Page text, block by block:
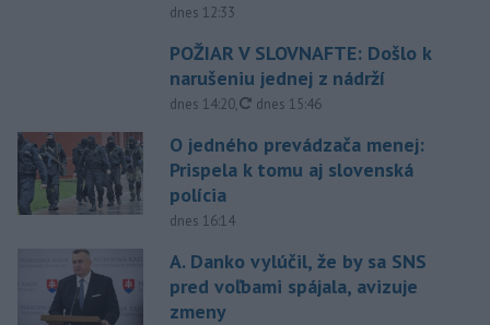
dnes 12:33
POŽIAR V SLOVNAFTE: Došlo k
narušeniu jednej z nádrží
dnes 14:20, aktualizované
dnes 15:46
O jedného prevádzača menej:
Prispela k tomu aj slovenská
polícia
dnes 16:14
A. Danko vylúčil, že by sa SNS
pred voľbami spájala, avizuje
zmeny